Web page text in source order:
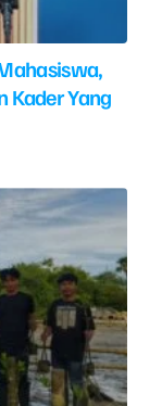
Kader Yang